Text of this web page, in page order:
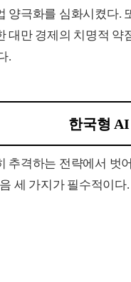
양극화를 심화시켰다.
대만 경제의 치명적
.
한국형
추격하는 전략에서 벗
세 가지가 필수적이다.